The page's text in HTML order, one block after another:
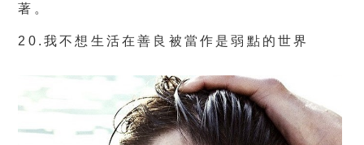
著。
20.我不想生活在善良被當作是弱點的世界